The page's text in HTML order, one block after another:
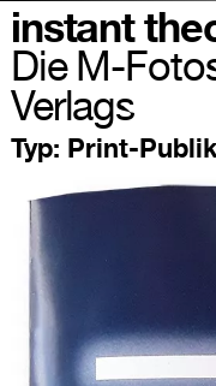
instant
Die M-
Verlags
Typ: Print-